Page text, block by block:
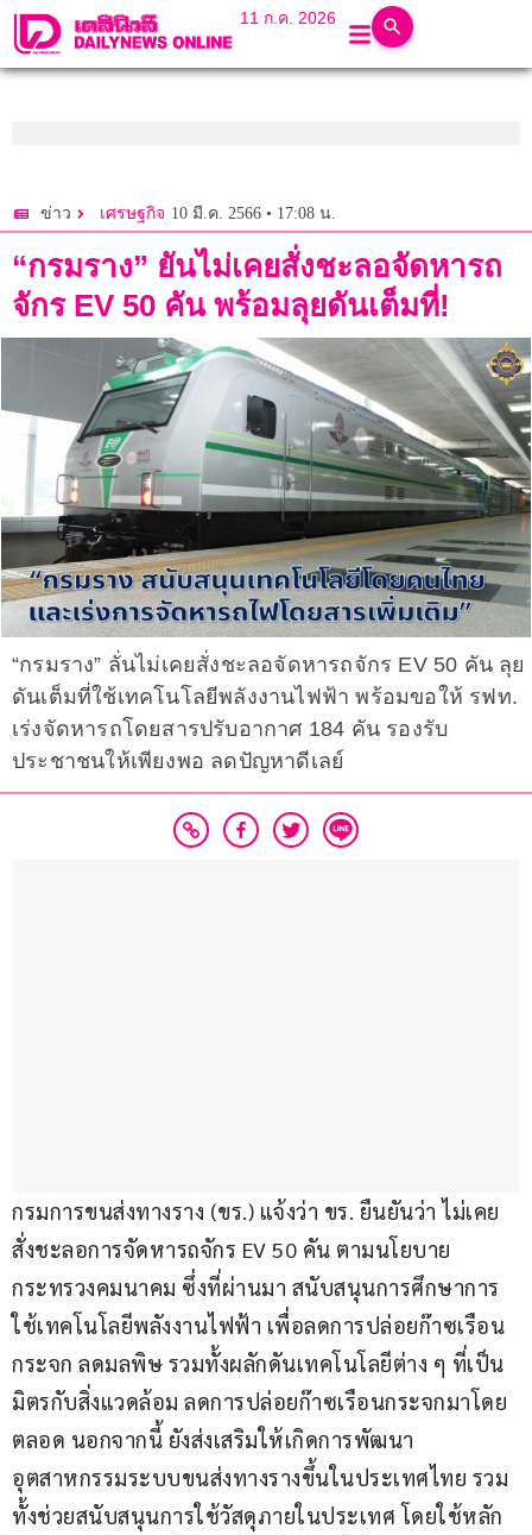
11 ก.ค. 2026
ข่าว เศรษฐกิจ 10 มี.ค. 2566 • 17:08 น.
“กรมราง” ยันไม่เคยสั่งชะลอจัดหารถ
จักร EV 50 คัน พร้อมลุยดันเต็มที่!
“กรมราง” ลั่นไม่เคยสั่งชะลอจัดหารถจักร EV 50 คัน ลุย
ดันเต็มที่ใช้เทคโนโลยีพลังงานไฟฟ้า พร้อมขอให้ รฟท.
เร่งจัดหารถโดยสารปรับอากาศ 184 คัน รองรับ
ประชาชนให้เพียงพอ ลดปัญหาดีเลย์
กรมการขนส่งทางราง (ขร.) แจ้งว่า ขร. ยืนยันว่า ไม่เคย
สั่งชะลอการจัดหารถจักร EV 50 คัน ตามนโยบาย
กระทรวงคมนาคม ซึ่งที่ผ่านมา สนับสนุนการศึกษาการ
ใช้เทคโนโลยีพลังงานไฟฟ้า เพื่อลดการปล่อยก๊าซเรือน
กระจก ลดมลพิษ รวมทั้งผลักดันเทคโนโลยีต่าง ๆ ที่เป็น
มิตรกับสิ่งแวดล้อม ลดการปล่อยก๊าซเรือนกระจกมาโดย
ตลอด นอกจากนี้ ยังส่งเสริมให้เกิดการพัฒนา
อุตสาหกรรมระบบขนส่งทางรางขึ้นในประเทศไทย รวม
ทั้งช่วยสนับสนุนการใช้วัสดุภายในประเทศ โดยใช้หลัก